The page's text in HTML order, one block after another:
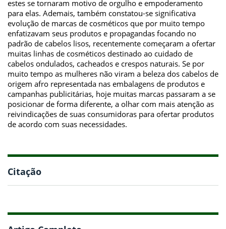
estes se tornaram motivo de orgulho e empoderamento
para elas. Ademais, também constatou-se significativa
evolução de marcas de cosméticos que por muito tempo
enfatizavam seus produtos e propagandas focando no
padrão de cabelos lisos, recentemente começaram a ofertar
muitas linhas de cosméticos destinado ao cuidado de
cabelos ondulados, cacheados e crespos naturais. Se por
muito tempo as mulheres não viram a beleza dos cabelos de
origem afro representada nas embalagens de produtos e
campanhas publicitárias, hoje muitas marcas passaram a se
posicionar de forma diferente, a olhar com mais atenção as
reivindicações de suas consumidoras para ofertar produtos
de acordo com suas necessidades.
Citação